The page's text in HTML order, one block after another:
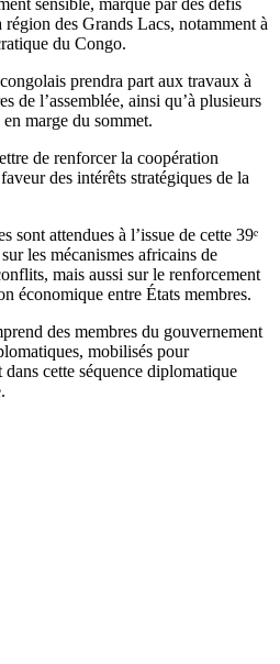
région des Grands Lacs, notamment à
du Congo.
prendra part aux travaux à
de l’assemblée, ainsi qu’à plusieurs
marge du sommet.
de renforcer la coopération
des intérêts stratégiques de la
sont attendues à l’issue de cette 39ᵉ
les mécanismes africains de
mais aussi sur le renforcement
économique entre États membres.
des membres du gouvernement
mobilisés pour
cette séquence diplomatique